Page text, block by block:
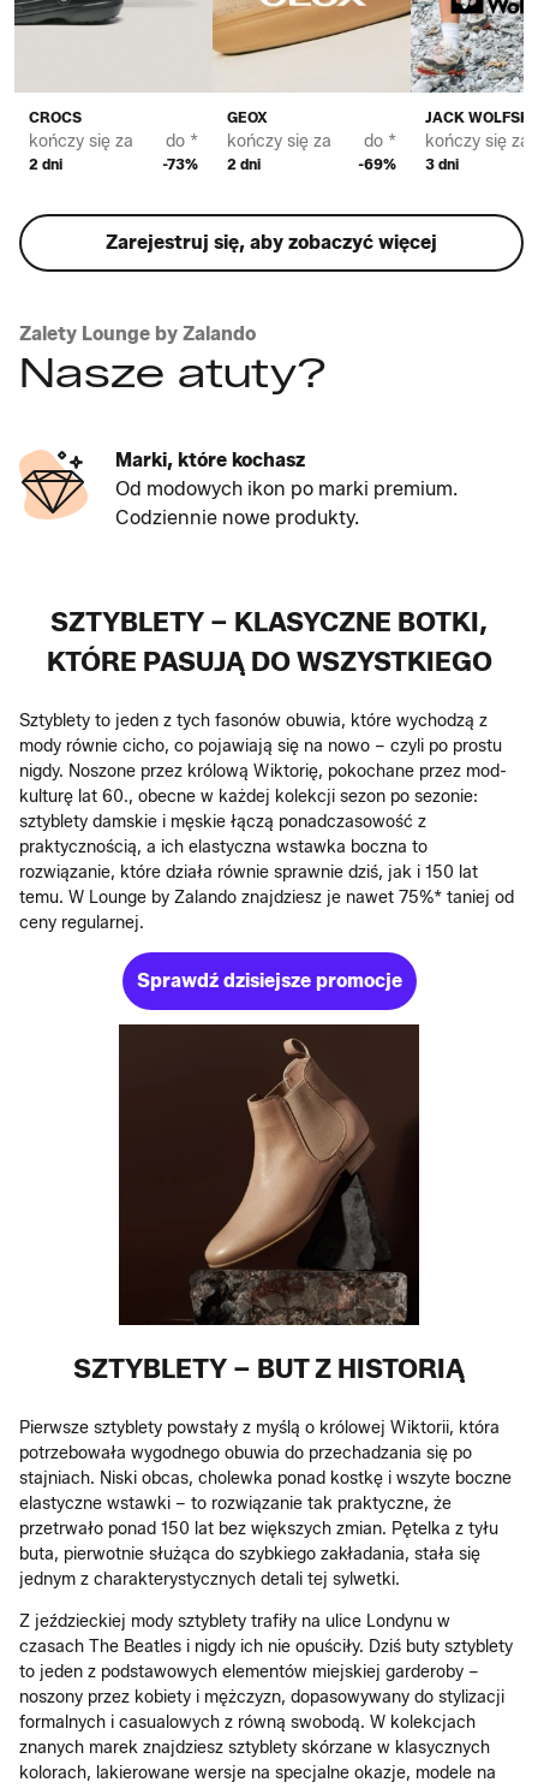
CROCS
kończy się za
2 dni
do *
-73%
GEOX
kończy się za
2 dni
do *
-69%
JACK
kończy się za
3 dni
Zarejestruj się, aby zobaczyć więcej
Zalety Lounge by Zalando
Nasze atuty?
Marki, które kochasz
Od modowych ikon po marki premium.
Codziennie nowe produkty.
SZTYBLETY – KLASYCZNE BOTKI,
KTÓRE PASUJĄ DO WSZYSTKIEGO
Sztyblety to jeden z tych fasonów obuwia, które wychodzą z
mody równie cicho, co pojawiają się na nowo – czyli po prostu
nigdy. Noszone przez królową Wiktorię, pokochane przez mod-
kulturę lat 60., obecne w każdej kolekcji sezon po sezonie:
sztyblety damskie i męskie łączą ponadczasowość z
praktycznością, a ich elastyczna wstawka boczna to
rozwiązanie, które działa równie sprawnie dziś, jak i 150 lat
temu. W Lounge by Zalando znajdziesz je nawet 75%* taniej od
ceny regularnej.
Sprawdź dzisiejsze promocje
SZTYBLETY – BUT Z HISTORIĄ
Pierwsze sztyblety powstały z myślą o królowej Wiktorii, która
potrzebowała wygodnego obuwia do przechadzania się po
stajniach. Niski obcas, cholewka ponad kostkę i wszyte boczne
elastyczne wstawki – to rozwiązanie tak praktyczne, że
przetrwało ponad 150 lat bez większych zmian. Pętelka z tyłu
buta, pierwotnie służąca do szybkiego zakładania, stała się
jednym z charakterystycznych detali tej sylwetki.
Z jeździeckiej mody sztyblety trafiły na ulice Londynu w
czasach The Beatles i nigdy ich nie opuściły. Dziś buty sztyblety
to jeden z podstawowych elementów miejskiej garderoby –
noszony przez kobiety i mężczyzn, dopasowywany do stylizacji
formalnych i casualowych z równą swobodą. W kolekcjach
znanych marek znajdziesz sztyblety skórzane w klasycznych
kolorach, lakierowane wersje na specjalne okazje, modele na